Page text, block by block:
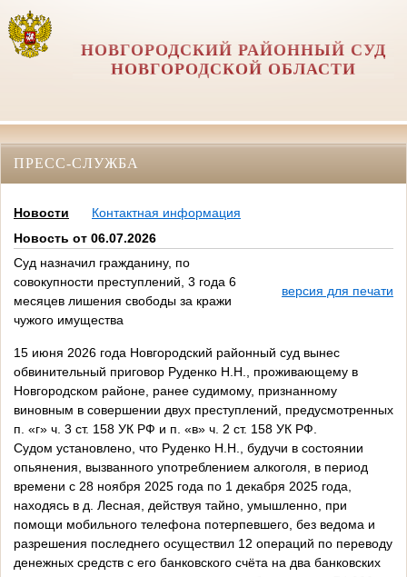
НОВГОРОДСКИЙ РАЙОННЫЙ СУД
НОВГОРОДСКОЙ ОБЛАСТИ
ПРЕСС-СЛУЖБА
Новости
Контактная информация
Новость от 06.07.2026
Суд назначил гражданину, по
совокупности преступлений, 3 года 6
месяцев лишения свободы за кражи
чужого имущества
версия для печати
15 июня 2026 года Новгородский районный суд вынес
обвинительный приговор Руденко Н.Н., проживающему в
Новгородском районе, ранее судимому, признанному
виновным в совершении двух преступлений, предусмотренных
п. «г» ч. 3 ст. 158 УК РФ и п. «в» ч. 2 ст. 158 УК РФ.
Судом установлено, что Руденко Н.Н., будучи в состоянии
опьянения, вызванного употреблением алкоголя, в период
времени с 28 ноября 2025 года по 1 декабря 2025 года,
находясь в д. Лесная, действуя тайно, умышленно, при
помощи мобильного телефона потерпевшего, без ведома и
разрешения последнего осуществил 12 операций по переводу
денежных средств с его банковского счёта на два банковских